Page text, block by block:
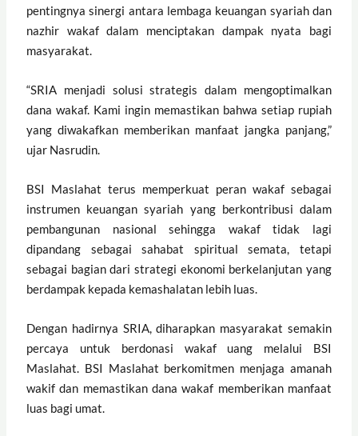
pentingnya sinergi antara lembaga keuangan syariah dan
nazhir wakaf dalam menciptakan dampak nyata bagi
masyarakat.
“SRIA menjadi solusi strategis dalam mengoptimalkan
dana wakaf. Kami ingin memastikan bahwa setiap rupiah
yang diwakafkan memberikan manfaat jangka panjang,”
ujar Nasrudin.
BSI Maslahat terus memperkuat peran wakaf sebagai
instrumen keuangan syariah yang berkontribusi dalam
pembangunan nasional sehingga wakaf tidak lagi
dipandang sebagai sahabat spiritual semata, tetapi
sebagai bagian dari strategi ekonomi berkelanjutan yang
berdampak kepada kemashalatan lebih luas.
Dengan hadirnya SRIA, diharapkan masyarakat semakin
percaya untuk berdonasi wakaf uang melalui BSI
Maslahat. BSI Maslahat berkomitmen menjaga amanah
wakif dan memastikan dana wakaf memberikan manfaat
luas bagi umat.